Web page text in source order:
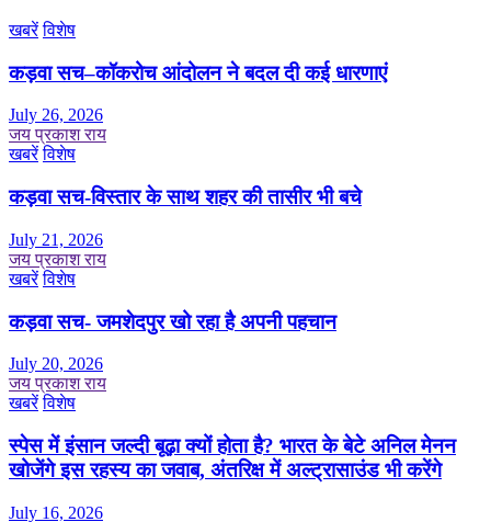
खबरें विशेष
कड़वा सच–कॉकरोच आंदोलन ने बदल दी कई धारणाएं
July 26, 2026
जय प्रकाश राय
खबरें विशेष
कड़वा सच-विस्तार के साथ शहर की तासीर भी बचे
July 21, 2026
जय प्रकाश राय
खबरें विशेष
कड़वा सच- जमशेदपुर खो रहा है अपनी पहचान
July 20, 2026
जय प्रकाश राय
खबरें विशेष
स्पेस में इंसान जल्दी बूढ़ा क्यों होता है? भारत के बेटे अनिल मेनन
खोजेंगे इस रहस्य का जवाब, अंतरिक्ष में अल्ट्रासाउंड भी करेंगे
July 16, 2026